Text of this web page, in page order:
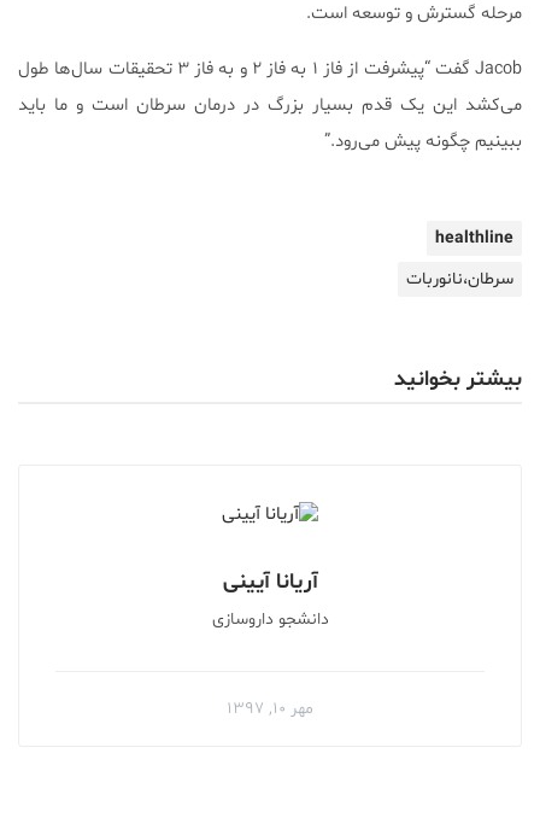
مرحله گسترش و توسعه است.
Jacob گفت “پیشرفت از فاز ۱ به فاز ۲ و به فاز ۳ تحقیقات سال‌ها طول
می‌کشد این یک قدم بسیار بزرگ در درمان سرطان است و ما باید
ببینیم چگونه پیش می‌رود.”
healthline
سرطان،نانوربات
بیشتر بخوانید
آریانا آیینی
دانشجو داروسازی
مهر ۱۰, ۱۳۹۷